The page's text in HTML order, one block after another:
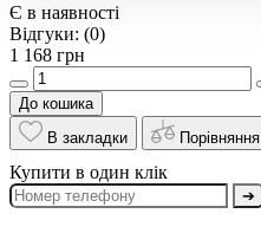
Є в наявності
Відгуки: (0)
1 168 грн
До кошика
В закладки
Порівняння
Купити в один клік
➔